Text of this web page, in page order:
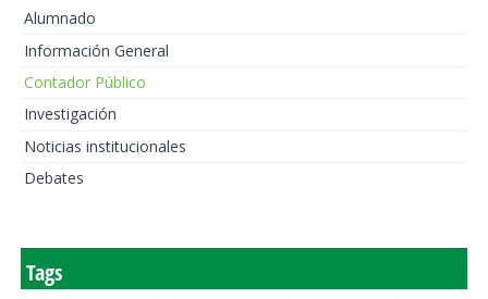
Alumnado
Información General
Contador Público
Investigación
Noticias institucionales
Debates
Tags